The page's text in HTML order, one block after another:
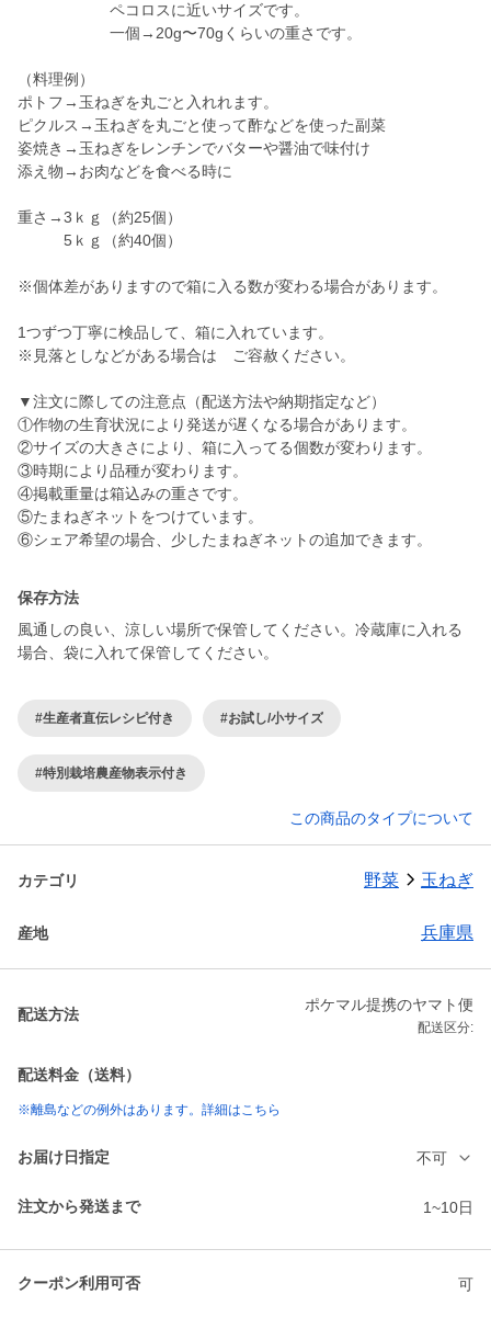
ペコロスに近いサイズです。
一個→20g〜70gくらいの重さです。
（料理例）
ポトフ→玉ねぎを丸ごと入れれます。
ピクルス→玉ねぎを丸ごと使って酢などを使った副菜
姿焼き→玉ねぎをレンチンでバターや醤油で味付け
添え物→お肉などを食べる時に
重さ→3ｋｇ（約25個）
5ｋｇ（約40個）
※個体差がありますので箱に入る数が変わる場合があります。
1つずつ丁寧に検品して、箱に入れています。
※見落としなどがある場合は ご容赦ください。
▼注文に際しての注意点（配送方法や納期指定など）
①作物の生育状況により発送が遅くなる場合があります。
②サイズの大きさにより、箱に入ってる個数が変わります。
③時期により品種が変わります。
④掲載重量は箱込みの重さです。
⑤たまねぎネットをつけています。
保存方法
風通しの良い、涼しい場所で保管してください。冷蔵庫に入れる
場合、袋に入れて保管してください。
#生産者直伝レシピ付き #お試し/小サイズ
#特別栽培農産物表示付き
この商品のタイプについて
カテゴリ 野菜 玉ねぎ
産地 兵庫県
配送方法
ポケマル提携のヤマト便
配送区分:
配送料金（送料）
※離島などの例外はあります。詳細はこちら
お届け日指定 不可
注文から発送まで 1~10日
クーポン利用可否 可